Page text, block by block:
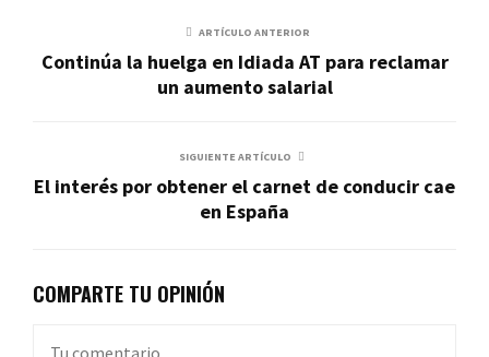
ARTÍCULO ANTERIOR
Continúa la huelga en Idiada AT para reclamar
un aumento salarial
SIGUIENTE ARTÍCULO
El interés por obtener el carnet de conducir cae
en España
COMPARTE TU OPINIÓN